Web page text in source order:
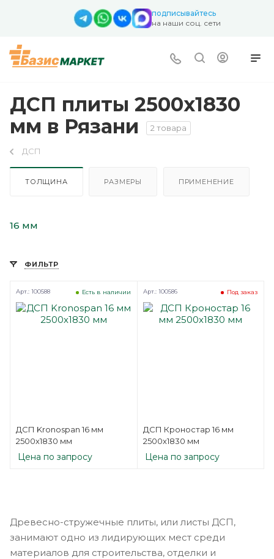
подписывайтесь
на наши соц. сети
ДСП плиты 2500х1830
мм в Рязани
2 товара
ДСП
ТОЛЩИНА РАЗМЕРЫ ПРИМЕНЕНИЕ
16 мм
ФИЛЬТР
ДСП Kronospan 16 мм
2500х1830 мм
Есть в наличии
Арт.: 100588
Цена по запросу
ДСП Кроностар 16 мм
2500х1830 мм
Под заказ
Арт.: 100586
Цена по запросу
Древесно-стружечные плиты, или листы ДСП,
занимают одно из лидирующих мест среди
материалов для строительства, отделки и